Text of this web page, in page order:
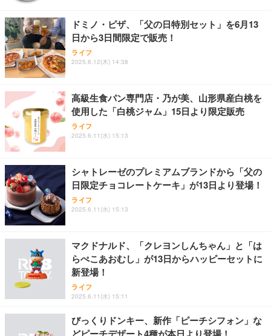
務用 おしゃれ パソコンチェア (ホワイト)
ANDWINT オフィスチェア デスクチェア 肘なし メ
ッシュ 通気性 ランバーサポート付き 腰サポート ガ
ス圧無段階昇降 360度回転 キャスター付き コンパク
【MiniLED/24.5inch/280Hz/FHD】GRAPHT THE S
HOOTER Gaming Monitor 24” Essential ゲーミン
グモニター QD 24.5インチ 1ms FHD 量子ドット 残
アイリスオーヤマ ペットシーツ 超厚型 お徳用 レギ
ュラー 200枚入【Amazon.co.jp限定】
ドミノ・ピザ、「父の日特別セット」を6月13
日から3日間限定で販売！
ライフ
2025.6.12(木) 14:38
高級生食パン専門店・乃が美、山形県産白桃を
使用した「白桃ジャム」15日より限定販売
ライフ
2025.6.11(水) 15:13
シャトレーゼのプレミアムブランドから「父の
日限定チョコレートケーキ」が13日より登場！
ライフ
2025.6.11(水) 15:13
マクドナルド、「クレヨンしんちゃん」と「は
らぺこあおむし」が13日からハッピーセットに
新登場！
ライフ
2025.6.11(水) 15:11
びっくりドンキー、新作「ピーチシフォン」な